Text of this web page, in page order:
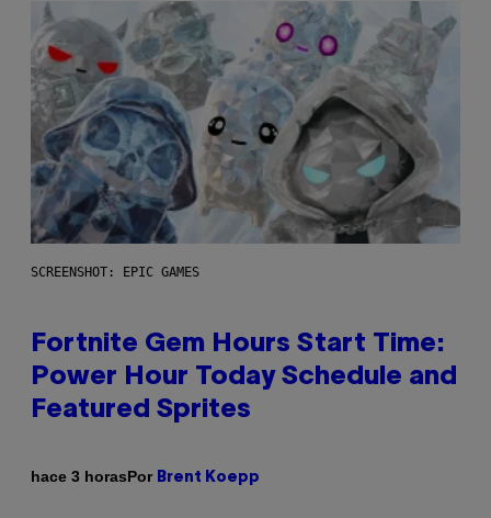
SCREENSHOT: EPIC GAMES
Fortnite Gem Hours Start Time:
Power Hour Today Schedule and
Featured Sprites
hace 3 horasPor Brent Koepp